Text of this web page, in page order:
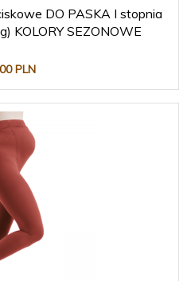
DO PASKA I stopnia
KOLORY SEZONOWE
PLN